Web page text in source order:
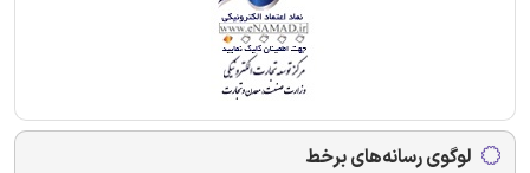
لوگوی رسانه‌های برخط